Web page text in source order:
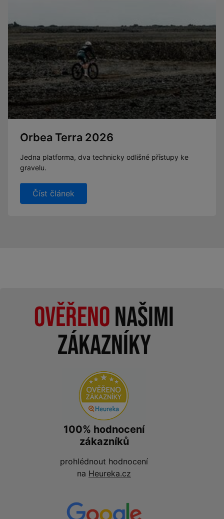
Orbea Terra 2026
Jedna platforma, dva technicky odlišné přístupy ke
gravelu.
Číst článek
Ověřenonašimi
zákazníky
100% hodnocení
zákazníků
prohlédnout hodnocení
na Heureka.cz